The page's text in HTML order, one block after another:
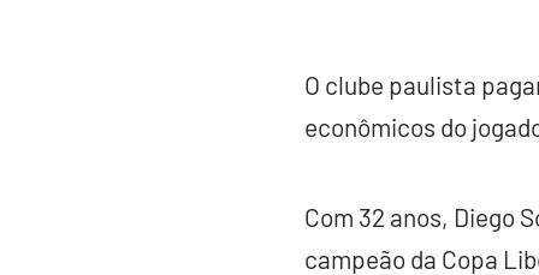
O clube paulista
econômicos do
Com 32 anos, Diego
campeão da Copa